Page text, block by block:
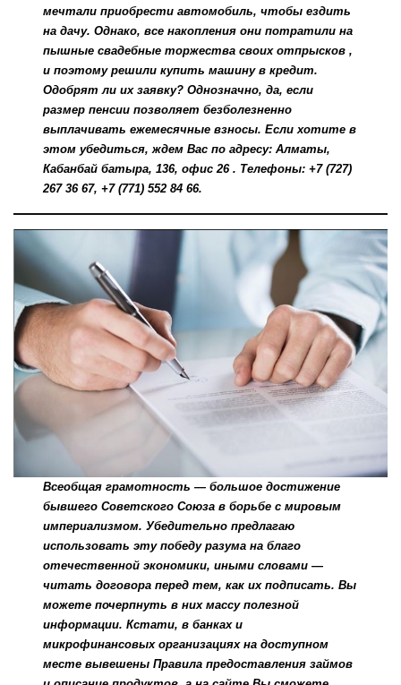
мечтали приобрести автомобиль, чтобы ездить
на дачу. Однако, все накопления они потратили на
пышные свадебные торжества своих отпрысков ,
и поэтому решили купить машину в кредит.
Одобрят ли их заявку? Однозначно, да, если
размер пенсии позволяет безболезненно
выплачивать ежемесячные взносы. Если хотите в
этом убедиться, ждем Вас по адресу: Алматы,
Кабанбай батыра, 136, офис 26 . Телефоны: +7 (727)
267 36 67, +7 (771) 552 84 66.
Всеобщая грамотность — большое достижение
бывшего Советского Союза в борьбе с мировым
империализмом. Убедительно предлагаю
использовать эту победу разума на благо
отечественной экономики, иными словами —
читать договора перед тем, как их подписать. Вы
можете почерпнуть в них массу полезной
информации. Кстати, в банках и
микрофинансовых организациях на доступном
месте вывешены Правила предоставления займов